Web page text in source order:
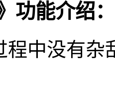
功能介绍：
程中没有